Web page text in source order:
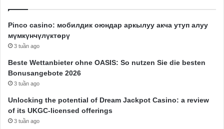
Pinco casino: мобилдик оюндар аркылуу акча утуп алуу
мүмкүнчүлүктөрү
3 tuần ago
Beste Wettanbieter ohne OASIS: So nutzen Sie die besten
Bonusangebote 2026
3 tuần ago
Unlocking the potential of Dream Jackpot Casino: a review
of its UKGC-licensed offerings
3 tuần ago